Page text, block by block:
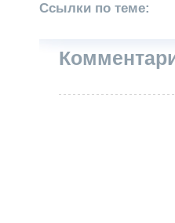
Ссылки по теме: